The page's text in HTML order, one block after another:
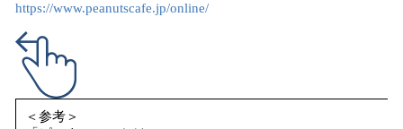
https://www.peanutscafe.jp/online/
＜参考＞